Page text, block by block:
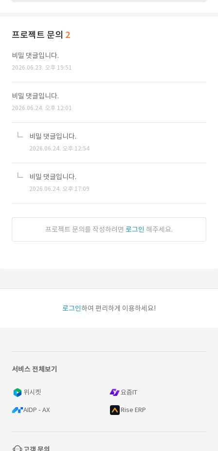
프로젝트 문의 2
비밀 댓글입니다.
2026.06.23. 오후 19:51
비밀 댓글입니다.
2026.06.24. 오후 12:01
비밀 댓글입니다.
2026.06.24. 오후 12:54
비밀 댓글입니다.
2026.06.24. 오후 17:09
프로젝트 문의를 작성하려면 로그인 해주세요.
로그인하여 편리하게 이용하세요!
서비스 전체보기
위시켓 요즘IT
AIDP - AX Rise ERP